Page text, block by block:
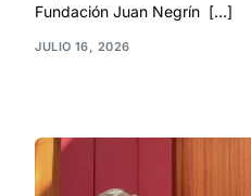
Fundación Juan Negrín […]
JULIO 16, 2026